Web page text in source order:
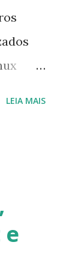
2-
do
5-
LEIA MAIS